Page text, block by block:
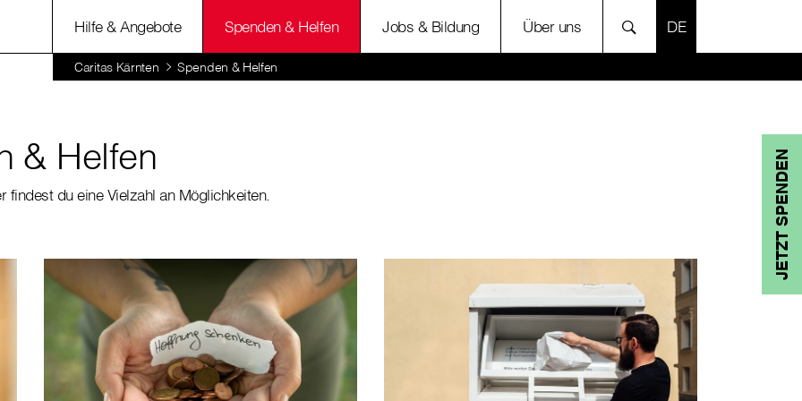
Hilfe & Angebote Spenden & Helfen Jobs & Bildung Über uns SPRACHE
Caritas Kärnten Spenden & Helfen
JETZT SPENDEN
& Helfen
findest du eine Vielzahl an Möglichkeiten.